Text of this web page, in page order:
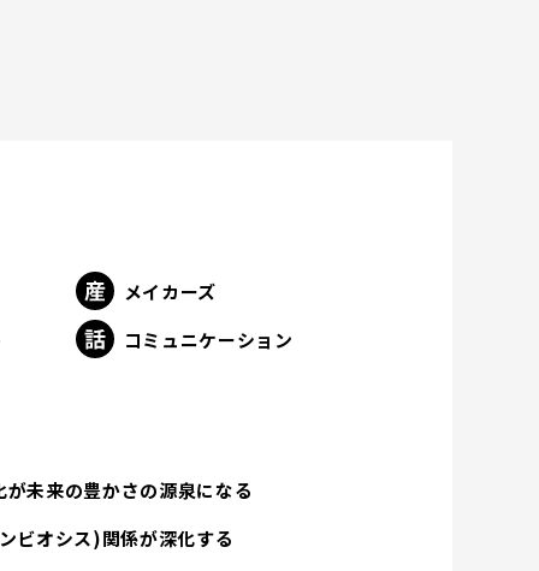
メイカーズ
コミュニケーション
未来の豊かさの源泉になる
ビオシス)関係が深化する